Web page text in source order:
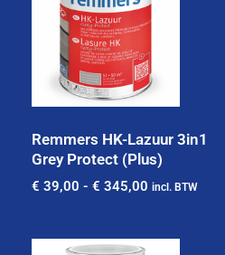
Remmers HK-Lazuur 3in1
Grey Protect (Plus)
€ 39,00 - € 345,00 incl. BTW